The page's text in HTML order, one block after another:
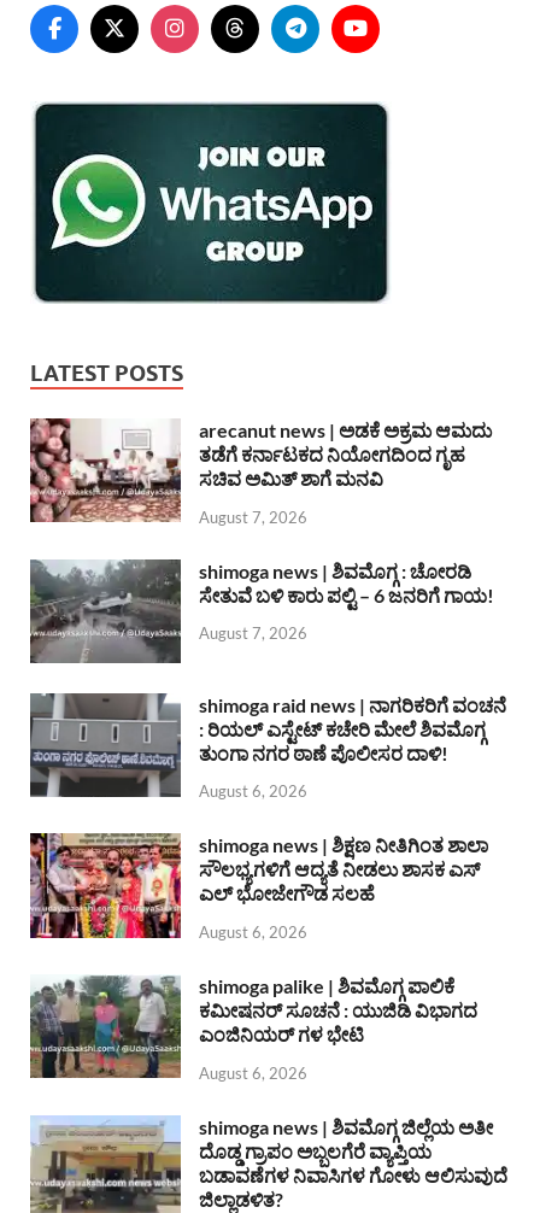
LATEST POSTS
arecanut news | ಅಡಕೆ ಅಕ್ರಮ ಆಮದು
ತಡೆಗೆ ಕರ್ನಾಟಕದ ನಿಯೋಗದಿಂದ ಗೃಹ
ಸಚಿವ ಅಮಿತ್ ಶಾಗೆ ಮನವಿ
August 7, 2026
shimoga news | ಶಿವಮೊಗ್ಗ : ಚೋರಡಿ
ಸೇತುವೆ ಬಳಿ ಕಾರು ಪಲ್ಟಿ – 6 ಜನರಿಗೆ ಗಾಯ!
August 7, 2026
shimoga raid news | ನಾಗರಿಕರಿಗೆ ವಂಚನೆ
: ರಿಯಲ್ ಎಸ್ಟೇಟ್ ಕಚೇರಿ ಮೇಲೆ ಶಿವಮೊಗ್ಗ
ತುಂಗಾ ನಗರ ಠಾಣೆ ಪೊಲೀಸರ ದಾಳಿ!
August 6, 2026
shimoga news | ಶಿಕ್ಷಣ ನೀತಿಗಿಂತ ಶಾಲಾ
ಸೌಲಭ್ಯಗಳಿಗೆ ಆದ್ಯತೆ ನೀಡಲು ಶಾಸಕ ಎಸ್
ಎಲ್ ಭೋಜೇಗೌಡ ಸಲಹೆ
August 6, 2026
shimoga palike | ಶಿವಮೊಗ್ಗ ಪಾಲಿಕೆ
ಕಮೀಷನರ್ ಸೂಚನೆ : ಯುಜಿಡಿ ವಿಭಾಗದ
ಎಂಜಿನಿಯರ್ ಗಳ ಭೇಟಿ
August 6, 2026
shimoga news | ಶಿವಮೊಗ್ಗ ಜಿಲ್ಲೆಯ ಅತೀ
ದೊಡ್ಡ ಗ್ರಾಪಂ ಅಬ್ಬಲಗೆರೆ ವ್ಯಾಪ್ತಿಯ
ಬಡಾವಣೆಗಳ ನಿವಾಸಿಗಳ ಗೋಳು ಆಲಿಸುವುದೆ
ಜಿಲ್ಲಾಡಳಿತ?